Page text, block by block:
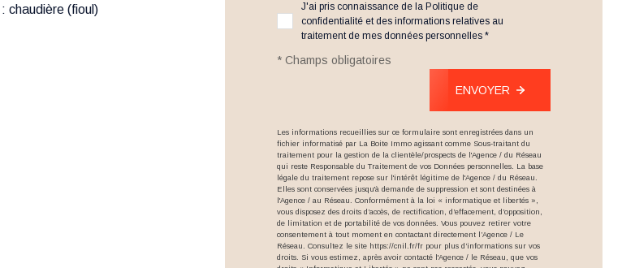
chaudière (fioul)
J'ai pris connaissance de la Politique de
confidentialité et des informations relatives au
traitement de mes données personnelles *
* Champs obligatoires
ENVOYER
Les informations recueillies sur ce formulaire sont enregistrées dans un
fichier informatisé par La Boite Immo agissant comme Sous-traitant du
traitement pour la gestion de la clientèle/prospects de l'Agence / du Réseau
qui reste Responsable du Traitement de vos Données personnelles. La base
légale du traitement repose sur l'intérêt légitime de l'Agence / du Réseau.
Elles sont conservées jusqu'à demande de suppression et sont destinées à
l'Agence / au Réseau. Conformément à la loi « informatique et libertés »,
vous disposez des droits d’accès, de rectification, d’effacement, d’opposition,
de limitation et de portabilité de vos données. Vous pouvez retirer votre
consentement à tout moment en contactant directement l’Agence / Le
Réseau. Consultez le site https://cnil.fr/frpour plus d’informations sur vos
droits. Si vous estimez, après avoir contacté l'Agence / le Réseau, que vos